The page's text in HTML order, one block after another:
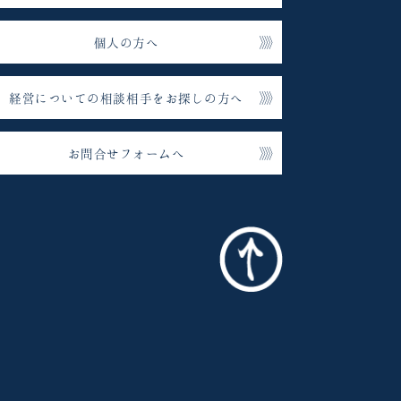
個人の方へ
経営についての相談相手をお探しの方へ
お問合せフォームへ